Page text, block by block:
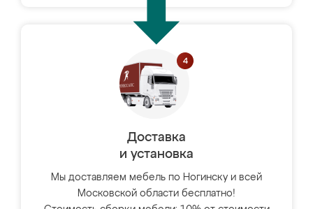
Доставка
и установка
Мы доставляем мебель по Ногинску и всей
Московской области бесплатно!